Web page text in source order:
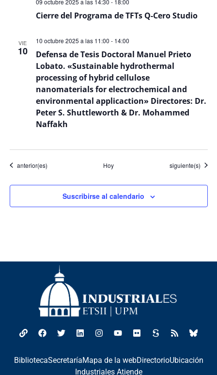
Cierre del Programa de TFTs Q-Cero Studio
VIE
10
Defensa de Tesis Doctoral Manuel Prieto
Lobato. «Sustainable hydrothermal
processing of hybrid cellulose
nanomaterials for electrochemical and
environmental applicaction» Directores: Dr.
Peter S. Shuttleworth & Dr. Mohammed
Naffakh
10 octubre 2025 a las 11:00 - 14:00
Eventos
anterior(es) Hoy Eventos
siguiente(s)
Suscribirse al calendario
BibliotecaSecretaríaMapa de la webDirectorioUbicación
Industriales Atiende